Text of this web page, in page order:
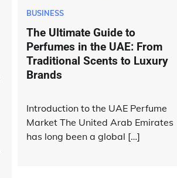
BUSINESS
The Ultimate Guide to
Perfumes in the UAE: From
Traditional Scents to Luxury
Brands
Introduction to the UAE Perfume
Market The United Arab Emirates
has long been a global […]